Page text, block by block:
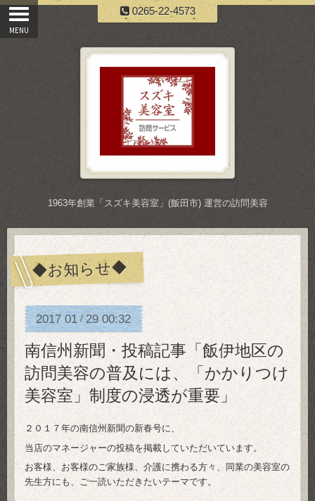
0265-22-4573
1963年創業「スズキ美容室」(飯田市) 運営の訪問美容
◆お知らせ◆
2017 01/29 00:32
南信州新聞・投稿記事「飯伊地区の
訪問美容の普及には、「かかりつけ
美容室」制度の浸透が重要」
２０１７年の南信州新聞の新春号に、
当店のマネージャーの投稿を掲載していただいています。
お客様、お客様のご家族様、介護に携わる方々、同業の美容室の
先生方にも、ご一読いただきたいテーマです。